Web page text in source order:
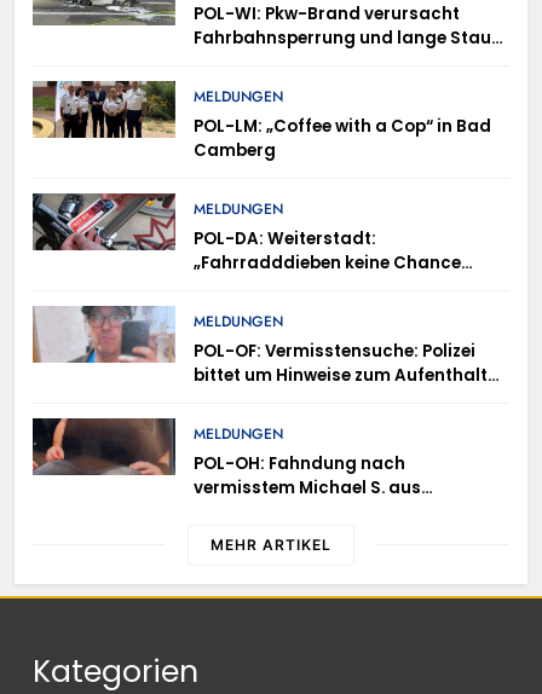
POL-WI: Pkw-Brand verursacht
Fahrbahnsperrung und lange Staus
MELDUNGEN
POL-LM: „Coffee with a Cop“ in Bad
Camberg
MELDUNGEN
POL-DA: Weiterstadt:
„Fahrradddieben keine Chance
Anmeldung erforderlich
MELDUNGEN
POL-OF: Vermisstensuche: Polizei
bittet um Hinweise zum Aufenthalt
MELDUNGEN
POL-OH: Fahndung nach
vermisstem Michael S. aus
MEHR ARTIKEL
Kategorien